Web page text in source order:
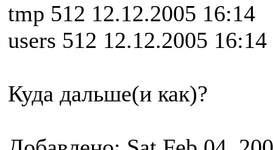
tmp 512 12.12.2005 16:14
users 512 12.12.2005 16:14
Куда дальше(и как)?